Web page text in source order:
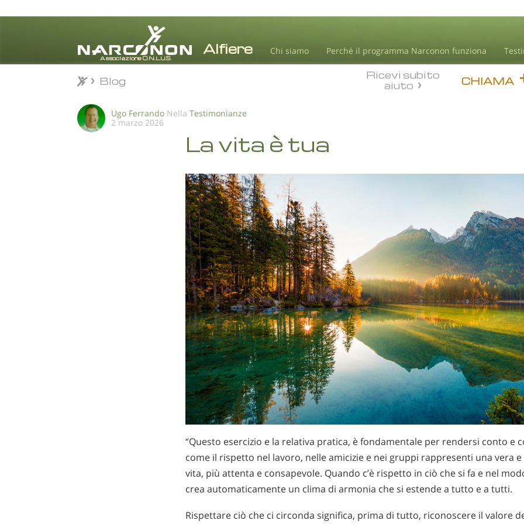
Chi siamo Perché il programma Narconon funziona
CHIAMA
Ricevi subito
aiuto
Blog
Ugo Ferrando Nella Testimonianze
2 marzo 2026
La vita è tua
“Questo esercizio e la relativa pratica, è fondamentale per rendersi conto e
come il rispetto nel lavoro, nelle amicizie e nei gruppi rappresenti una vera
vita, più attenta e consapevole. Quando c’è rispetto in ciò che si fa e nel
crea automaticamente un clima di armonia che si estende a tutto e a tutti.
Rispettare ciò che ci circonda significa, prima di tutto, riconoscere il valore
Blog